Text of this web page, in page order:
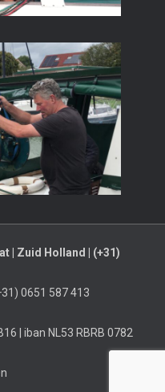
| Zuid Holland | (+31)
0651 587 413
| iban NL53 RBRB 0782